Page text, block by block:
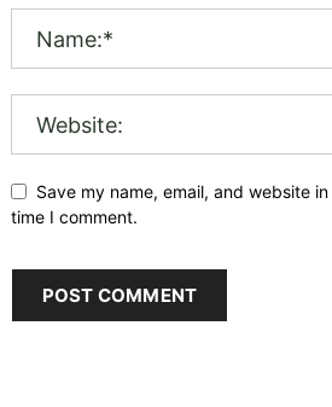
Save my name, email, and website
time I comment.